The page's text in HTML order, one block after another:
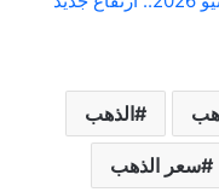
الذهب
سعر الذهب